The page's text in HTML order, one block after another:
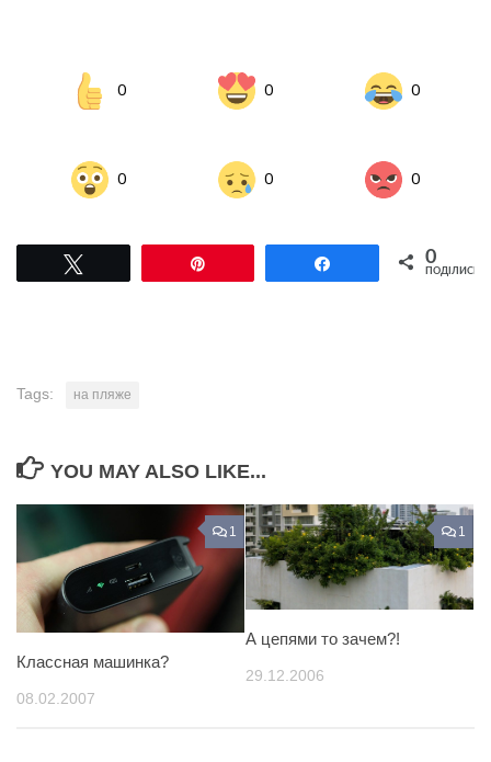
0 0 0
0 0 0
Поділитися0
ПОДІЛИСЬ
Tags: на пляже
YOU MAY ALSO LIKE...
1
Классная машинка?
08.02.2007
1
А цепями то зачем?!
29.12.2006